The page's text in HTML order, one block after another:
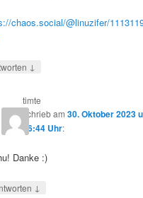
chaos.social/@linuzifer/
↓
timte
schriebam30. Oktober 2023
16:44 Uhr:
Danke :)
↓